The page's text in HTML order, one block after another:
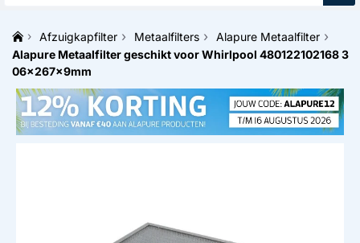
naar
op
zoek?
h
o
e
Afzuigkapfilter Metaalfilters
Alapure Metaalfilter
Alapure Metaalfilter geschikt voor Whirlpool 480122102168 3
06x267x9mm